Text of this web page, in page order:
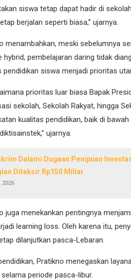
siswa tetap dapat hadir di
berjalan seperti biasa,” ujarnya.
menambahkan, meski sebelumnya
hybrid, pembelajaran daring tidak
pendidikan siswa menjadi prioritas
prioritas luar biasa Bapak
sekolah, Sekolah Rakyat, hingga
kualitas pendidikan, baik di
ujarnya.
Dalami Dugaan Penipuan
Ditaksir Rp150 Miliar
2026
juga menekankan pentingnya
learning loss. Oleh karena itu,
dilanjutkan pasca-Lebaran.
Pratikno menegaskan
periode pasca-libur.